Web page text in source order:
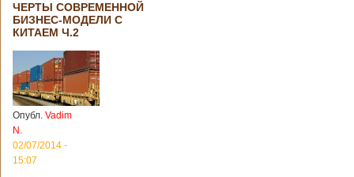
ЧЕРТЫ СОВРЕМЕННОЙ
БИЗНЕС-МОДЕЛИ С
КИТАЕМ Ч.2
Опубл. Vadim
N.
02/07/2014 -
15:07